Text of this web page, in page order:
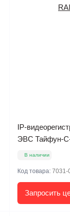
IP-
ЭВС Тайфун-
В наличии
Код товара:7031-
Запросить